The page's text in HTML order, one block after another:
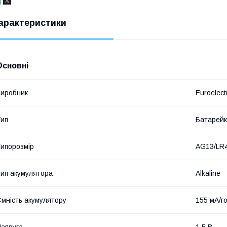
AG13/
акумулятора Alkaline
акумулятору 155 мА/